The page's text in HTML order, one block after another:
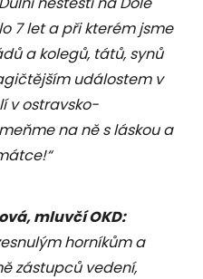
7 let a při kterém jsme
a kolegů, tátů, synů
událostem v
v ostravsko-
na ně s láskou a
mluvčí OKD:
horníkům a
zástupců vedení,